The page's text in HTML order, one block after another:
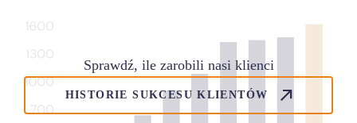
Sprawdź, ile zarobili nasi klienci
HISTORIE SUKCESU KLIENTÓW